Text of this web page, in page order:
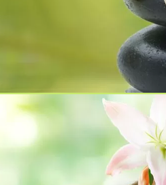
в областта на туризма
уикенд